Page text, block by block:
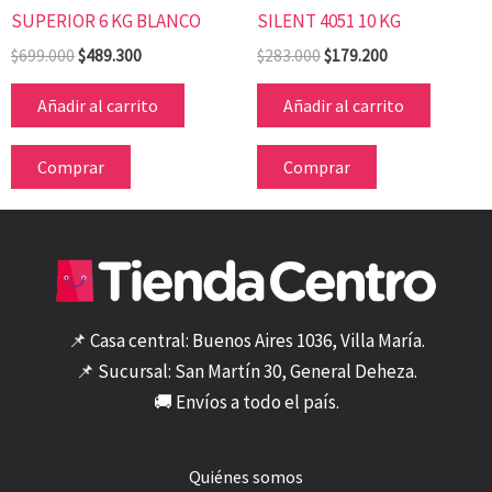
SUPERIOR 6 KG BLANCO
$699.000$489.300
Añadir al carrito
Comprar
SILENT 4051 10 KG
$283.000$179.200
Añadir al carrito
Comprar
📌 Casa central: Buenos Aires 1036, Villa María.
📌 Sucursal: San Martín 30, General Deheza.
🚚 Envíos a todo el país.
Quiénes somos